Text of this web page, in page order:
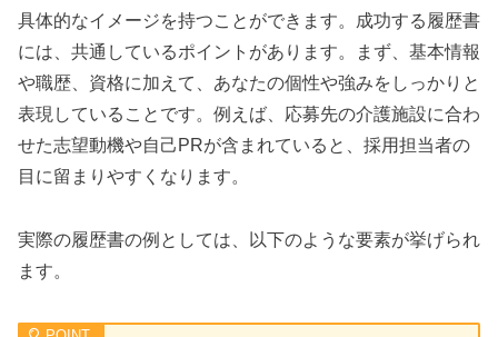
具体的なイメージを持つことができます。成功する履歴書
には、共通しているポイントがあります。まず、基本情報
や職歴、資格に加えて、あなたの個性や強みをしっかりと
表現していることです。例えば、応募先の介護施設に合わ
せた志望動機や自己PRが含まれていると、採用担当者の
目に留まりやすくなります。
実際の履歴書の例としては、以下のような要素が挙げられ
ます。